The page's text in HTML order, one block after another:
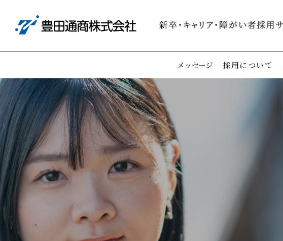
メッセージ 採用について